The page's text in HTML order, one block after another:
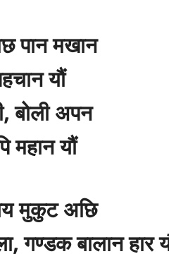
पान मखान
यौं
बोली अपन
महान यौं
मुकुट अछि
गण्डक बालान हार